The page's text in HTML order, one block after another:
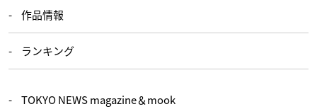
作品情報
ランキング
TOKYO NEWS magazine＆mook